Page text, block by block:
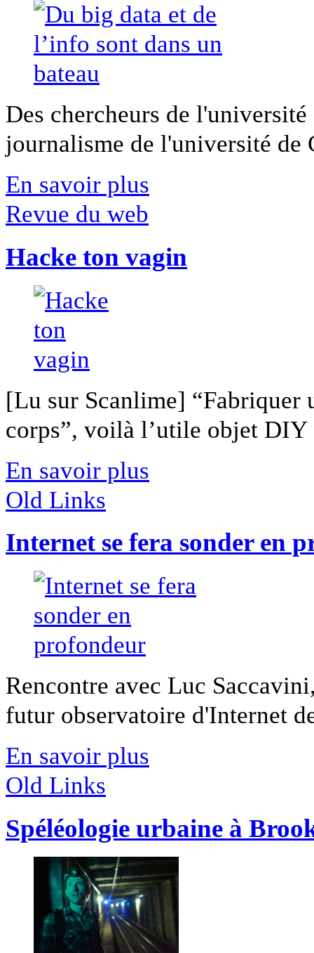
Des chercheurs de
journalisme de l'université
En savoir plus
Revue du web
Hacke ton vagin
[Lu sur Scanlime] “Fabriquer
corps”, voilà l’utile objet
En savoir plus
Old Links
Internet se fera sonder en
Rencontre avec Luc
futur observatoire d'Internet
En savoir plus
Old Links
Spéléologie urbaine à